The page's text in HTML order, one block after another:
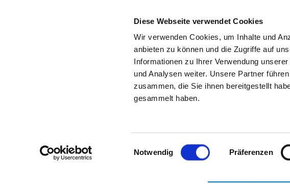
Diese Webseite verwendet Cookies
Wir verwenden Cookies, um Inhalte und
anbieten zu können und die Zugriffe auf
Informationen zu Ihrer Verwendung
und Analysen weiter. Unsere Partner
zusammen, die Sie ihnen bereitgestellt
gesammelt haben.
Einwilligungsauswahl
Notwendig Präferenzen
To the specialist department